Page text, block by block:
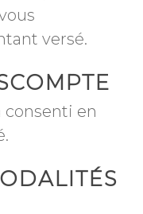
versé.
consenti en